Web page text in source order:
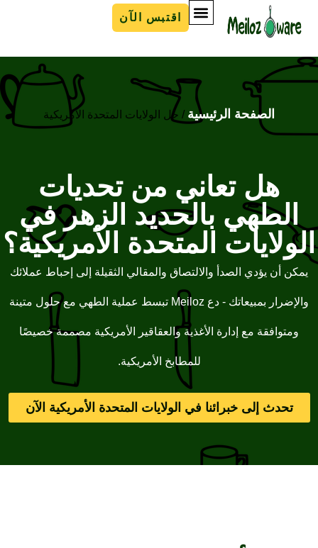
اقتبس الآن
الصفحة الرئيسية / حل الولايات المتحدة الأمريكية
هل تعاني من تحديات
بالحديد الزهر في
المتحدة الأمريكية؟
يؤدي الصدأ والالتصاق والمقالي الثقيلة إلى إحباط عملائك
والإضرار بمبيعاتك - دع Meiloz تبسط عملية الطهي مع حلول متينة
مع إدارة الأغذية والعقاقير الأمريكية مصممة خصيصًا
للمطابخ الأمريكية.
إلى خبرائنا في الولايات المتحدة الأمريكية الآن